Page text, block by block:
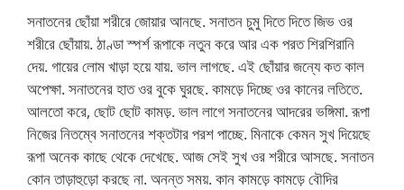
সনাতনের ছোঁয়া শরীরে জোয়ার আনছে. সনাতন চুমু দিতে দিতে জিভ ওর
শরীরে ছোঁয়ায়. ঠাণ্ডা স্পর্শ রূপাকে নতুন করে আর এক পরত শিরশিরানি
দেয়. গায়ের লোম খাড়া হয়ে যায়. ভাল লাগছে. এই ছোঁয়ার জন্যে কত কাল
অপেক্ষা. সনাতনের হাত ওর বুকে ঘুরছে. কামড়ে দিচ্ছে ওর কানের লতিতে.
আলতো করে, ছোট ছোট কামড়. ভাল লাগে সনাতনের আদরের ভঙ্গিমা. রূপা
নিজের নিতম্বে সনাতনের শক্তটার পরশ পাচ্ছে. মিনাকে কেমন সুখ দিয়েছে
রূপা অনেক কাছে থেকে দেখেছে. আজ সেই সুখ ওর শরীরে আসছে. সনাতন
কোন তাড়াহুড়ো করছে না. অনন্ত সময়. কান কামড়ে কামড়ে বৌদির